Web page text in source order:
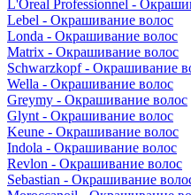
L'Oreal Professionnel -
Lebel - Окрашивание волос
Londa - Окрашивание волос
Matrix - Окрашивание волос
Schwarzkopf - Окрашивание
Wella - Окрашивание волос
Greymy - Окрашивание волос
Glynt - Окрашивание волос
Keune - Окрашивание волос
Indola - Окрашивание волос
Revlon - Окрашивание волос
Sebastian - Окрашивание